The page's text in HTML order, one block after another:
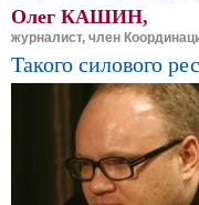
Олег КАШИН,
журналист, член
Такого силового